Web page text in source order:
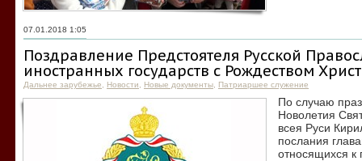
07.01.2018 1:05
Поздравление Предстоятеля Русской
иностранных государств с Рождеством
Дальнее зарубежье Новости Новые документы Патриаршее служение
По случаю
Новолетия
всея Руси
послания
относящихся к